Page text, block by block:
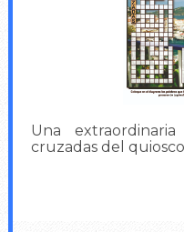
Una
cruzadas del quiosco